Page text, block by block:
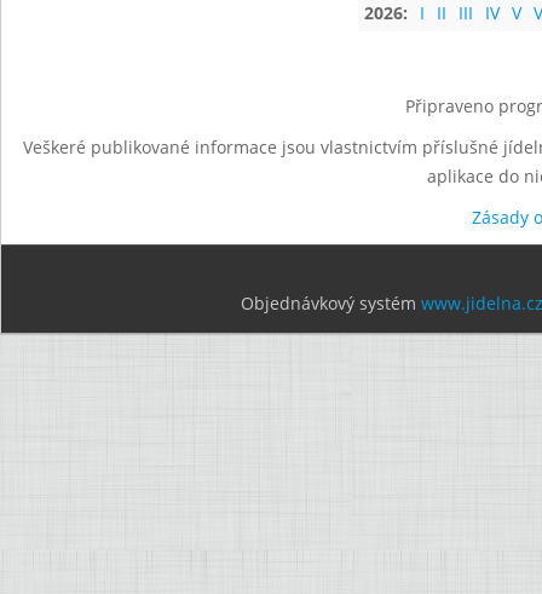
2026:
I II III IV V
Připraveno
Veškeré publikované informace jsou vlastnictvím příslušné
aplikace do
Zásady
Objednávkový systém www.jidelna.cz